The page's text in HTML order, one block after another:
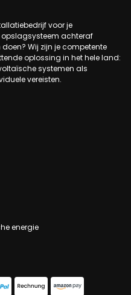
voor je
opslagsysteem achteraf
Wij zijn je competente
oplossing in het hele land:
systemen als
vereisten.
energie